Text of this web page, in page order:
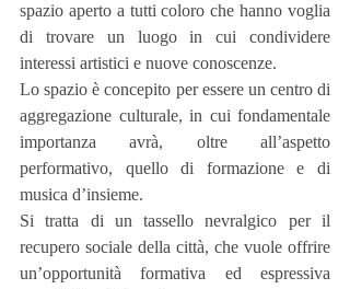
spazio aperto a tutti coloro che hanno voglia
di trovare un luogo in cui condividere
interessi artistici e nuove conoscenze.
Lo spazio è concepito per essere un centro di
aggregazione culturale, in cui fondamentale
importanza avrà, oltre all’aspetto
performativo, quello di formazione e di
musica d’insieme.
Si tratta di un tassello nevralgico per il
recupero sociale della città, che vuole offrire
un’opportunità formativa ed espressiva